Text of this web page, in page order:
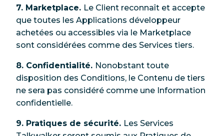
7. Marketplace. Le Client reconnaît et accepte
que toutes les Applications développeur
achetées ou accessibles via le Marketplace
sont considérées comme des Services tiers.
8. Confidentialité. Nonobstant toute
disposition des Conditions, le Contenu de tiers
ne sera pas considéré comme une Information
confidentielle.
9. Pratiques de sécurité. Les Services